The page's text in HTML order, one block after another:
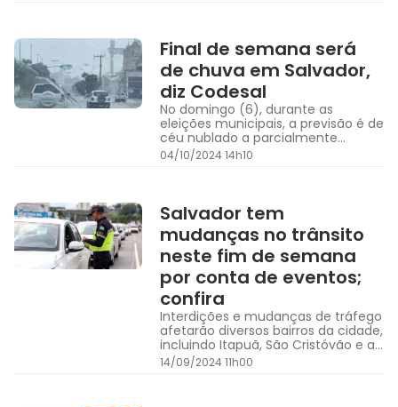
Final de semana será
de chuva em Salvador,
diz Codesal
No domingo (6), durante as
eleições municipais, a previsão é de
céu nublado a parcialmente
nublado, com chances de até 70%
de chuvas moderadas
04/10/2024 14h10
Salvador tem
mudanças no trânsito
neste fim de semana
por conta de eventos;
confira
Interdições e mudanças de tráfego
afetarão diversos bairros da cidade,
incluindo Itapuã, São Cristóvão e a
Paralela.
14/09/2024 11h00